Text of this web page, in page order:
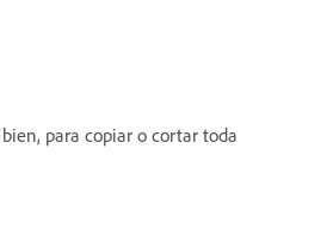
para copiar o cortar toda